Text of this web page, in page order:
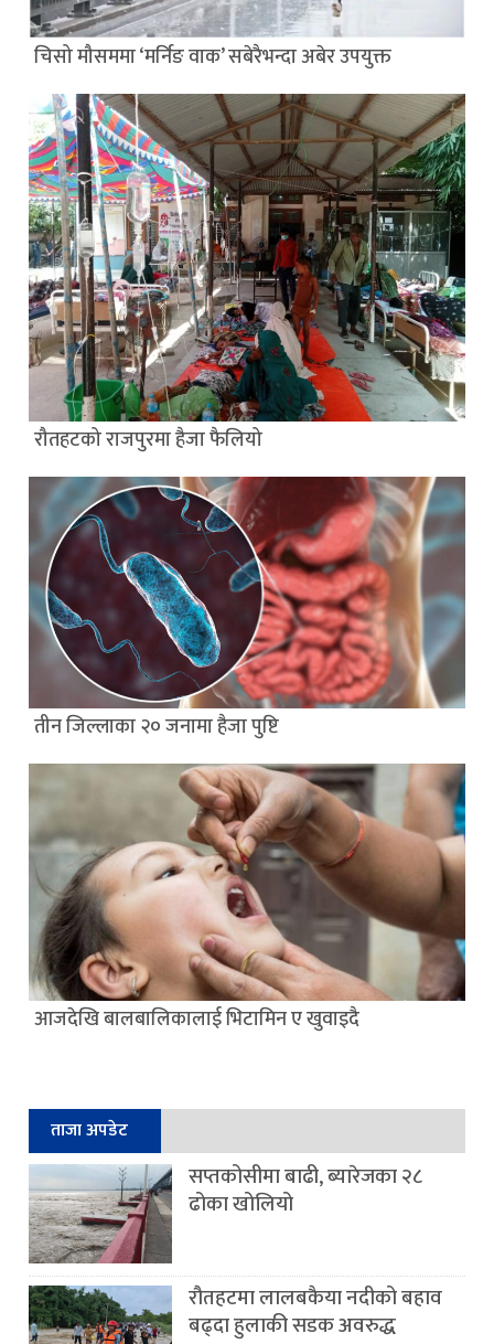
चिसो मौसममा ‘मर्निङ वाक’ सबेरैभन्दा अबेर उपयुक्त
रौतहटको राजपुरमा हैजा फैलियो
तीन जिल्लाका २० जनामा हैजा पुष्टि
आजदेखि बालबालिकालाई भिटामिन ए खुवाइदै
ताजा अपडेट
सप्तकोसीमा बाढी, ब्यारेजका २८
ढोका खोलियो
रौतहटमा लालबकैया नदीको बहाव
बढ्दा हुलाकी सडक अवरुद्ध